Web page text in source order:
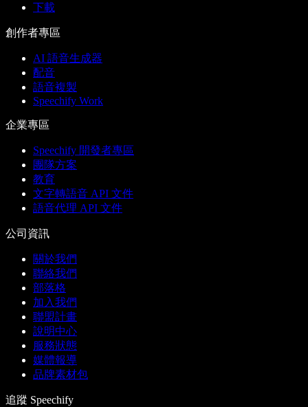
下載
創作者專區
AI 語音生成器
配音
語音複製
Speechify Work
企業專區
Speechify 開發者專區
團隊方案
教育
文字轉語音 API 文件
語音代理 API 文件
公司資訊
關於我們
聯絡我們
部落格
加入我們
聯盟計畫
說明中心
服務狀態
媒體報導
品牌素材包
追蹤 Speechify